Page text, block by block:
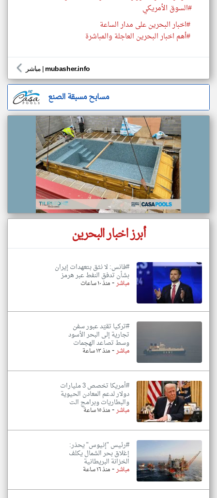
#السوق الأمريكي
#اخبار البحرين على مدار الساعة
#أهم اخبار البحرين العاجلة والمباشرة
مباشر | mubasher.info
مسابح مسبقة الصنع
أبرز اخبار البحرين
#فانس: لا نثق بتعهدات إيران
بشأن تدفق النفط عبر هرمز
مباشر-منذ ١٠ ساعات
#تركيا تقيّد عبور سفن
تجارية إلى البحر الأسود
وسط تصاعد الهجمات
مباشر-منذ ١٣ ساعة
#أمريكا تخصص 3 مليارات
دولار لدعم المعادن الحيوية
والبطاريات وبرامج الت
مباشر-منذ ١٥ ساعة
#رئيس "إنيوس" يحذر:
إغلاق بحر الشمال يكلف
الخزانة البريطانية
مباشر-منذ ١٦ ساعة